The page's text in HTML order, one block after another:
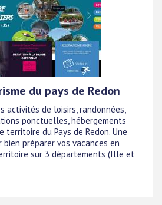
du pays de Redon
activités de loisirs, randonnées,
ponctuelles, hébergements
du Pays de Redon. Une
préparer vos vacances en
sur 3 départements (Ille et